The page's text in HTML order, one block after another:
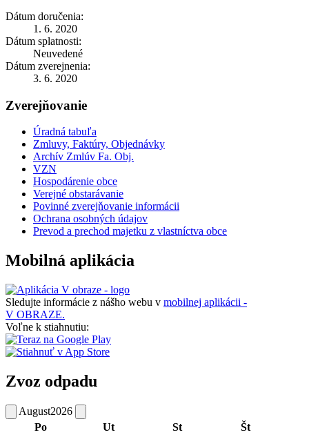
Dátum doručenia:
1. 6. 2020
Dátum splatnosti:
Neuvedené
Dátum zverejnenia:
3. 6. 2020
Zverejňovanie
Úradná tabuľa
Zmluvy, Faktúry, Objednávky
Archív Zmlúv Fa. Obj.
VZN
Hospodárenie obce
Verejné obstarávanie
Povinné zverejňovanie informácii
Ochrana osobných údajov
Prevod a prechod majetku z vlastníctva obce
Mobilná aplikácia
Sledujte informácie z nášho webu v mobilnej aplikácii -
V OBRAZE.
Voľne k stiahnutiu:
Zvoz odpadu
August2026
Po
Ut St Št